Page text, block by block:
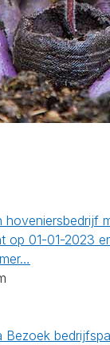
hoveniersbedrijf
op 01-01-2023
Bezoek